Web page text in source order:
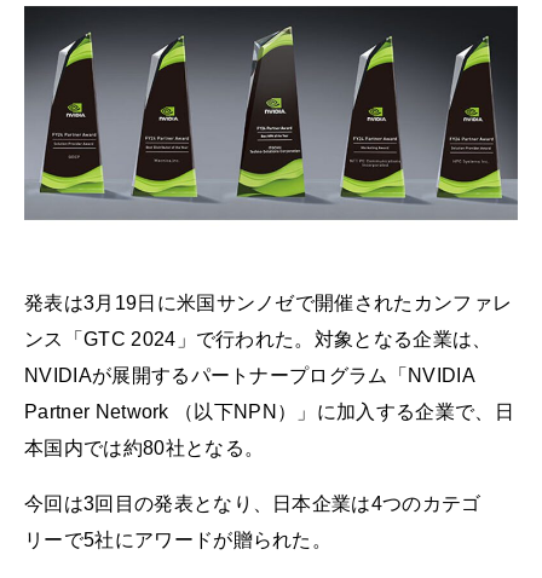
発表は3月19日に米国サンノゼで開催されたカンファレ
ンス「GTC 2024」で行われた。対象となる企業は、
NVIDIAが展開するパートナープログラム「NVIDIA
Partner Network （以下NPN）」に加入する企業で、日
本国内では約80社となる。
今回は3回目の発表となり、日本企業は4つのカテゴ
リーで5社にアワードが贈られた。